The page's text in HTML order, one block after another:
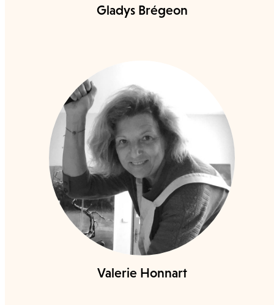
Gladys Brégeon
Valerie Honnart